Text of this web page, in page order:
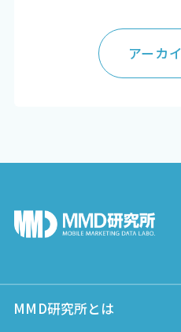
アーカ
MMD研究所とは